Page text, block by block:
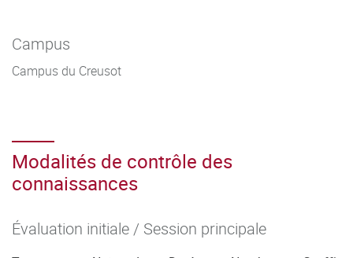
Campus
Campus du Creusot
Modalités de contrôle des
connaissances
Évaluation initiale / Session principale